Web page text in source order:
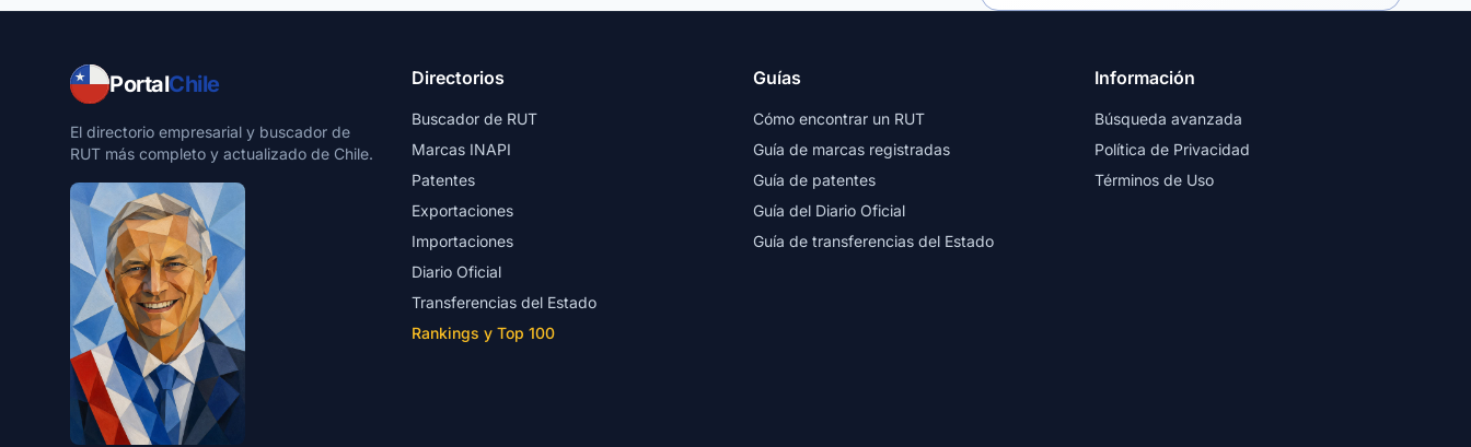
PortalChile
El directorio empresarial y buscador de
RUT más completo y actualizado de Chile.
Directorios
Buscador de RUT
Marcas INAPI
Patentes
Exportaciones
Importaciones
Diario Oficial
Transferencias del Estado
Rankings y Top 100
Guías
Cómo encontrar un RUT
Guía de marcas registradas
Guía de patentes
Guía del Diario Oficial
Guía de transferencias del Estado
Información
Búsqueda avanzada
Política de Privacidad
Términos de Uso